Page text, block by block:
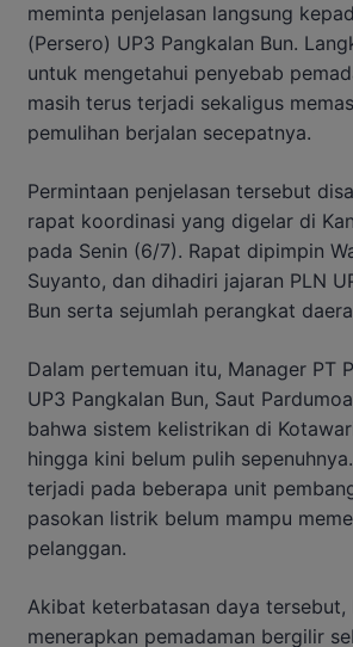
meminta penjelasan langsung
(Persero) UP3 Pangkalan Bun.
untuk mengetahui penyebab
masih terus terjadi sekaligus
pemulihan berjalan secepatnya.
Permintaan penjelasan tersebut
rapat koordinasi yang digelar di
pada Senin (6/7). Rapat dipimpin
Suyanto, dan dihadiri jajaran PLN
Bun serta sejumlah perangkat
Dalam pertemuan itu, Manager PT
UP3 Pangkalan Bun, Saut
bahwa sistem kelistrikan di
hingga kini belum pulih
terjadi pada beberapa unit
pasokan listrik belum mampu
pelanggan.
Akibat keterbatasan daya tersebut,
menerapkan pemadaman bergilir